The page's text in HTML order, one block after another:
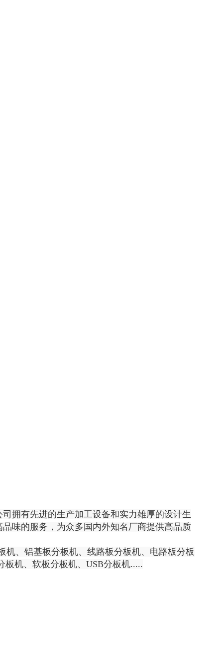
拥有先进的生产加工设备和实力雄厚的设计生
味的服务，为众多国内外知名厂商提供高品质
、铝基板分板机、线路板分板机、电路板分板​
机、软板分板机、USB分板机.....